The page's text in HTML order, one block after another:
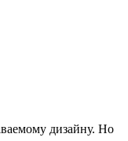
дизайну. Но